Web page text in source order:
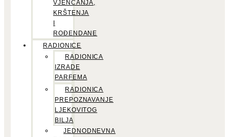
VJENČANJA,
KRŠTENJA
ROĐENDANE
RADIONICE
RADIONICA
IZRADE
PARFEMA
RADIONICA
PREPOZNAVANJE
LJEKOVITOG
BILJA
JEDNODNEVNA